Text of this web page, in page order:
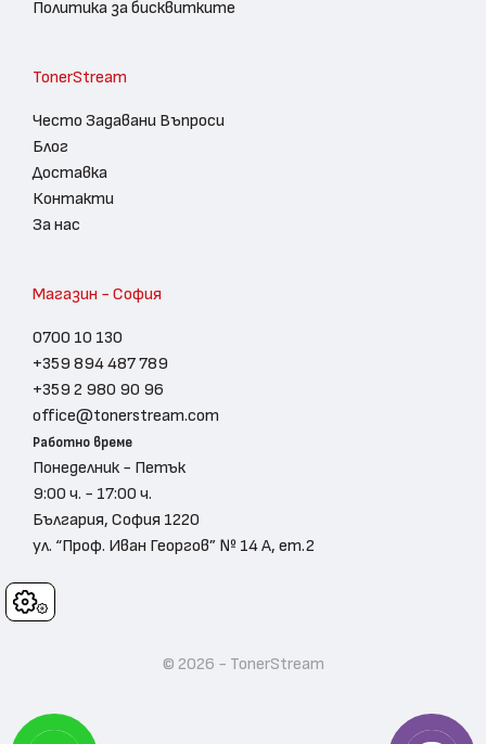
Cookies
Политика за бисквитките
TonerStream
Често Задавани Въпроси
Блог
Доставка
Контакти
За нас
Магазин - София
0700 10 130
+359 894 487 789
+359 2 980 90 96
office@tonerstream.com
Работно време
Понеделник - Петък
9:00 ч. - 17:00 ч.
България, София 1220
ул. “Проф. Иван Георгов” № 14 А, ет.2
© 2026 - TonerStream